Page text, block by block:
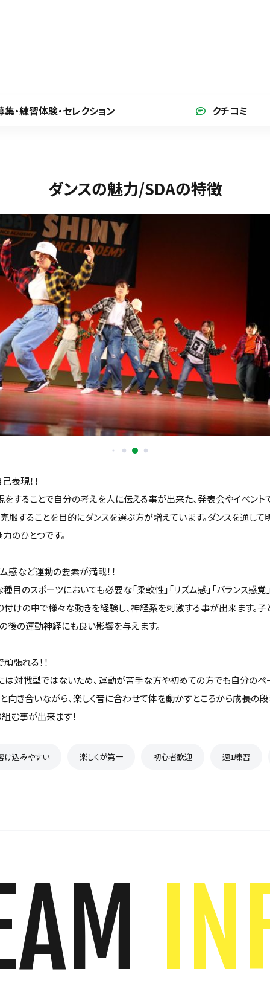
集・練習体験・セレクション クチコミ
ダンスの魅力/SDAの特徴
表現！！
をすることで自分の考えを人に伝える事が出来た、発表会やイベン
服することを目的にダンスを選ぶ方が増えています。ダンスを通して
のひとつです。
感など運動の要素が満載！！
目のスポーツにおいても必要な「柔軟性」「リズム感」「バランス感
付けの中で様々な動きを経験し、神経系を刺激する事が出来ます。子
後の運動神経にも良い影響を与えます。
張れる！！
は対戦型ではないため、運動が苦手な方や初めての方でも自分のペ
向き合いながら、楽しく音に合わせて体を動かすところから成長の
む事が出来ます！
け込みやすい 楽しくが第一 初心者歓迎 週1練習